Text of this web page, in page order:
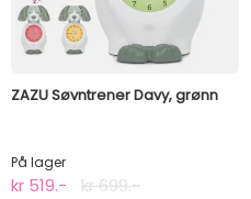
ZAZU Søvntrener Davy, grønn
På lager
kr 519.- kr 699.-